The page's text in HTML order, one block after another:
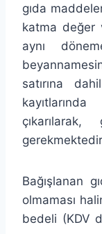
gıda
katma değer
aynı
satırına
çıkarılarak,
Bağışlanan
olmaması
bedeli (KDV